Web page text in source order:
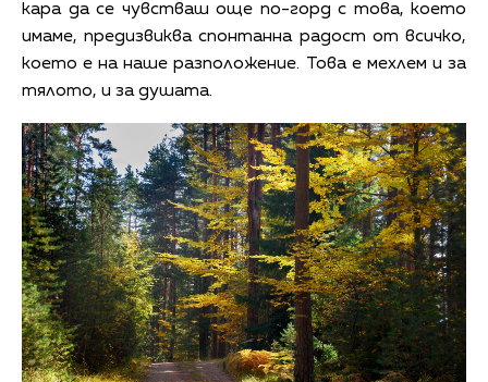
кара да се чувстваш още по-горд с това, което
имаме, предизвиква спонтанна радост от всичко,
което е на наше разположение. Това е мехлем и за
тялото, и за душата.